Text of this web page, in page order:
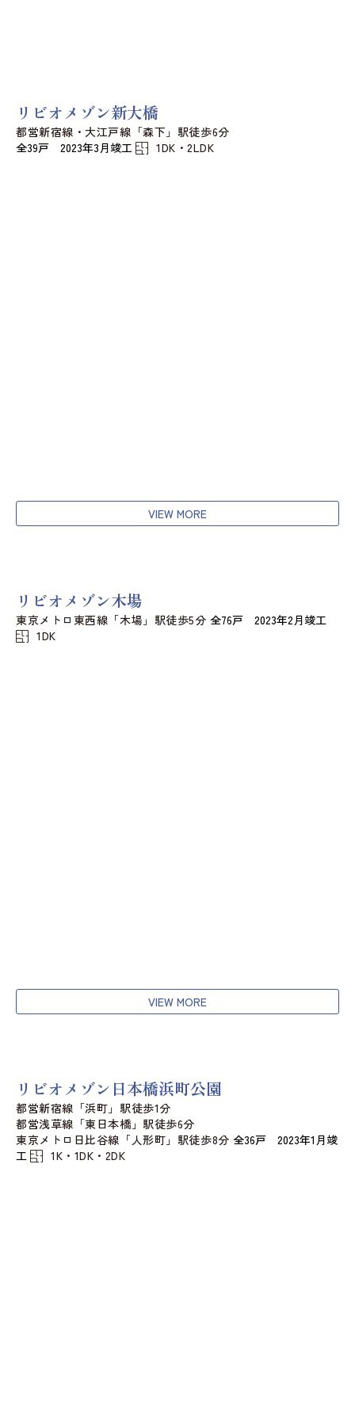
リビオメゾン新大橋
都営新宿線・大江戸線「森下」駅徒歩6分
全39戸 2023年3月竣工
1DK・2LDK
VIEW MORE
リビオメゾン木場
東京メトロ東西線「木場」駅徒歩5分全76戸 2023年2月竣工
1DK
VIEW MORE
リビオメゾン日本橋浜町公園
都営新宿線「浜町」駅徒歩1分
都営浅草線「東日本橋」駅徒歩6分
東京メトロ日比谷線「人形町」駅徒歩8分全36戸 2023年1月竣
工
1K・1DK・2DK